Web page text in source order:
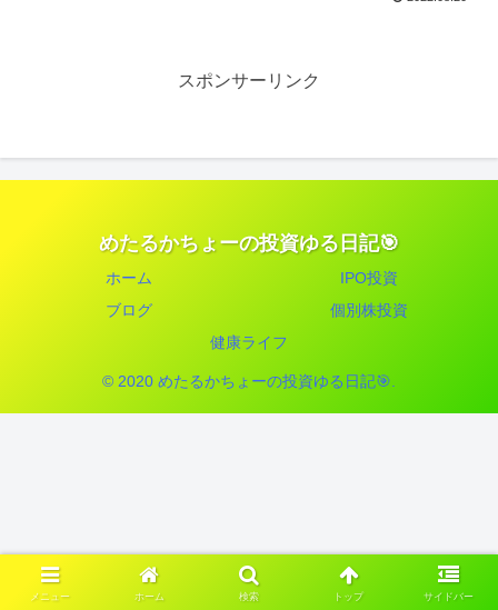
スポンサーリンク
めたるかちょーの投資ゆる日記🎯
ホーム
IPO投資
ブログ
個別株投資
健康ライフ
© 2020 めたるかちょーの投資ゆる日記🎯.
メニュー ホーム 検索 トップ サイドバー